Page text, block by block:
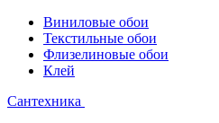
Виниловые обои
Текстильные обои
Флизелиновые обои
Клей
Сантехника